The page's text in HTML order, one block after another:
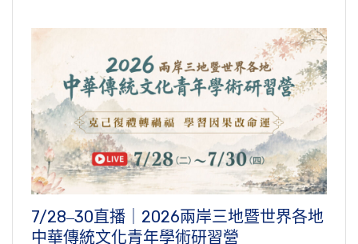
7/28‒30直播｜2026兩岸三地暨世界各地
中華傳統文化青年學術研習營